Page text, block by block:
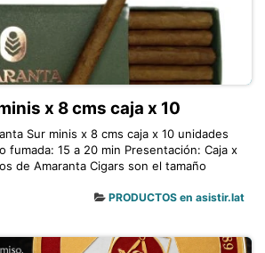
x 8 cms caja x 10
Sur minis x 8 cms caja x 10 unidades
fumada: 15 a 20 min Presentación: Caja x
de Amaranta Cigars son el tamaño
PRODUCTOS en asistir.lat